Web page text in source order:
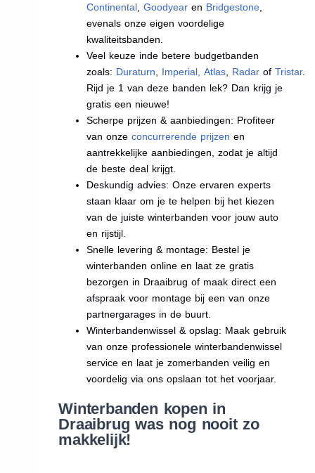
Continental ,Goodyear en Bridgestone
evenals onze eigen voordelige
kwaliteitsbanden.
Veel keuze inde betere budgetbanden
zoals: Duraturn Imperial Atlas Radar ofTristar.
Rijd je 1 van deze banden lek? Dan krijg je
gratis een nieuwe!
Scherpe prijzen & aanbiedingen: Profiteer
van onzeconcurrerende prijzen en
aantrekkelijke aanbiedingen, zodat je altijd
de beste deal krijgt.
Deskundig advies: Onze ervaren experts
staan klaar om je te helpen bij het kiezen
van de juiste winterbanden voor jouw auto
en rijstijl.
Snelle levering & montage: Bestel je
winterbanden online en laat ze gratis
bezorgen in Draaibrug of maak direct een
afspraak voor montage bij een van onze
partnergarages in de buurt.
Winterbandenwissel & opslag: Maak gebruik
van onze professionele winterbandenwissel
service en laat je zomerbanden veilig en
voordelig via ons opslaan tot het voorjaar.
Winterbanden kopen in
Draaibrug was nog nooit zo
makkelijk!